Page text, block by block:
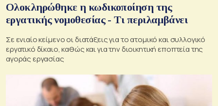
Ολοκληρώθηκε η κωδικοποίηση της
εργατικής νομοθεσίας - Τι περιλαμβάνει
Σε ενιαίο κείμενο οι διατάξεις για το ατομικό και συλλογικό
εργατικό δίκαιο, καθώς και για την διοικητική εποπτεία της
αγοράς εργασίας